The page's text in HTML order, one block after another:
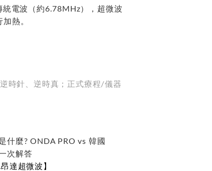
統電波（約6.78MHz），超微波
熱。
時針、逆時真；正式療程/儀器
什麼? ONDA PRO vs 韓國
次解答
達超微波】